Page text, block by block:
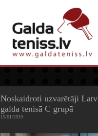
Noskaidroti uzvarētāji
galda tenisā C grupā
15/01/2019